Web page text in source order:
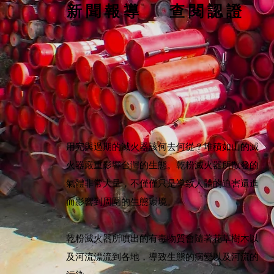
用完與過期的滅火器該何去何從？堆積如山的滅
火器嚴重影響台灣的生態。乾粉滅火器所散發的
氣體非常大量，不僅僅只是導致人體的迫害還進
而影響到周圍的生態環境。
乾粉滅火器所噴出的有毒物質會隨著花草樹木以
及河流漂流到各地，導致生態的病變以及河流的
新聞報導 查閱認證